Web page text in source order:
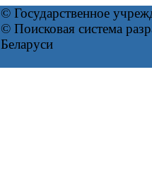
© Государственное
© Поисковая система
Беларуси